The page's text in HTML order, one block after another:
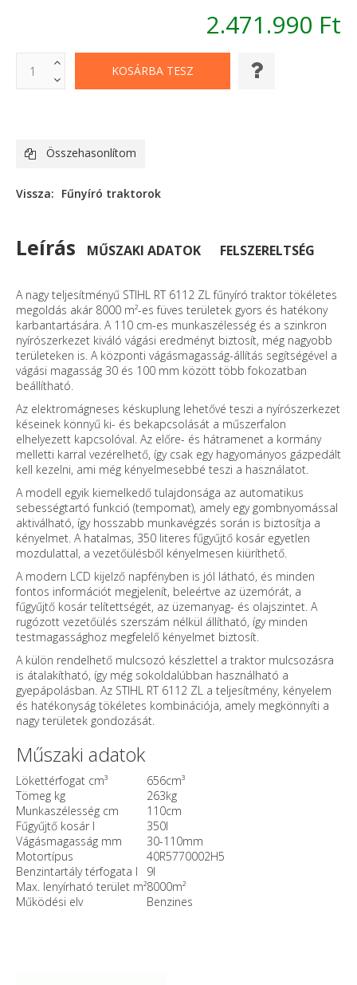
2.471.990 Ft
Összehasonlítom
Vissza: Fűnyíró traktorok
Leírás MŰSZAKI ADATOK FELSZERELTSÉG
A nagy teljesítményű STIHL RT 6112 ZL fűnyíró traktor tökéletes
megoldás akár 8000 m²-es füves területek gyors és hatékony
karbantartására. A 110 cm-es munkaszélesség és a szinkron
nyírószerkezet kiváló vágási eredményt biztosít, még nagyobb
területeken is. A központi vágásmagasság-állítás segítségével a
vágási magasság 30 és 100 mm között több fokozatban
beállítható.
Az elektromágneses késkuplung lehetővé teszi a nyírószerkezet
késeinek könnyű ki- és bekapcsolását a műszerfalon
elhelyezett kapcsolóval. Az előre- és hátramenet a kormány
melletti karral vezérelhető, így csak egy hagyományos gázpedált
kell kezelni, ami még kényelmesebbé teszi a használatot.
A modell egyik kiemelkedő tulajdonsága az automatikus
sebességtartó funkció (tempomat), amely egy gombnyomással
aktiválható, így hosszabb munkavégzés során is biztosítja a
kényelmet. A hatalmas, 350 literes fűgyűjtő kosár egyetlen
mozdulattal, a vezetőülésből kényelmesen kiüríthető.
A modern LCD kijelző napfényben is jól látható, és minden
fontos információt megjelenít, beleértve az üzemórát, a
fűgyűjtő kosár telítettségét, az üzemanyag- és olajszintet. A
rugózott vezetőülés szerszám nélkül állítható, így minden
testmagassághoz megfelelő kényelmet biztosít.
A külön rendelhető mulcsozó készlettel a traktor mulcsozásra
is átalakítható, így még sokoldalúbban használható a
gyepápolásban. Az STIHL RT 6112 ZL a teljesítmény, kényelem
és hatékonyság tökéletes kombinációja, amely megkönnyíti a
nagy területek gondozását.
Műszaki adatok
Lökettérfogat cm³
656cm³
Tömeg kg
263kg
Munkaszélesség cm
110cm
Fűgyűjtő kosár l
350l
Vágásmagasság mm
30-110mm
Motortípus
40R5770002H5
Benzintartály térfogata l
9l
Max. lenyírható terület m²8000m²
Működési elv
Benzines